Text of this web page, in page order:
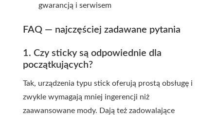
gwarancją i serwisem
FAQ — najczęściej zadawane pytania
1. Czy sticky są odpowiednie dla
początkujących?
Tak, urządzenia typu stick oferują prostą obsługę i
zwykle wymagają mniej ingerencji niż
zaawansowane mody. Dają też zadowalające